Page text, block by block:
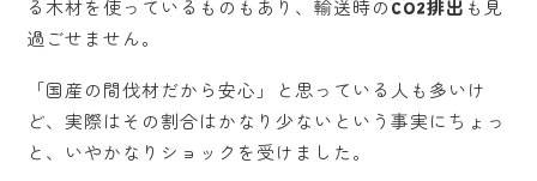
る木材を使っているものもあり、輸送時の CO2排出 も見
過ごせません。
「国産の間伐材だから安心」と思っている人も多いけ
ど、実際はその割合はかなり少ないという事実にちょっ
と、いやかなりショックを受けました。